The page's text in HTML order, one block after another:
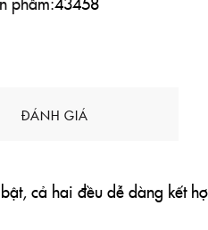
ĐÁNH GIÁ
cả hai đều dễ dàng kết